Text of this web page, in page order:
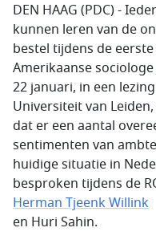
DEN HAAG (PDC) -
kunnen leren van de
bestel tijdens de
Amerikaanse
22 januari, in een
Universiteit van
dat er een aantal
sentimenten van
huidige situatie in
besproken tijdens de
Herman Tjeenk Willink
en Huri Sahin.